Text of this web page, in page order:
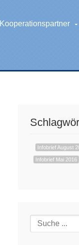
Kooperationspartner
Infobrief August
Infobrief Mai 2016